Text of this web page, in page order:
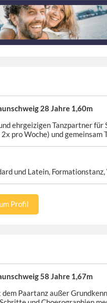
28 Jahre 1,60m
ehrgeizigen Tanzpartner
pro Woche) und gemeinsam
und Latein,
Profil
58 Jahre 1,67m
Paartanz außer